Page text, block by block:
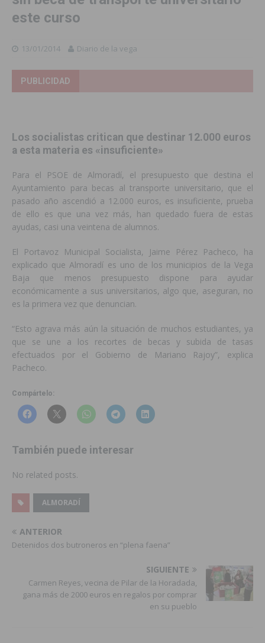
este curso
13/01/2014 Diario de la vega
PUBLICIDAD
Los socialistas critican que destinar 12.000 euros
a esta materia es «insuficiente»
Para el PSOE de Almoradí, el presupuesto que destina el
Ayuntamiento para becas al transporte universitario, que el
pasado año ascendió a 12.000 euros, es insuficiente, prueba
de ello es que una vez más, han quedado fuera de estas
ayudas, casi una veintena de alumnos.
El Portavoz Municipal Socialista, Jaime Pérez Pacheco, ha
explicado que Almoradí es uno de los municipios de la Vega
Baja que menos presupuesto dispone para ayudar
económicamente a sus universitarios, algo que, aseguran, no
es la primera vez que denuncian.
“Esto agrava más aún la situación de muchos estudiantes, ya
que se une a los recortes de becas y subida de tasas
efectuados por el Gobierno de Mariano Rajoy”, explica
Pacheco.
Compártelo:
También puede interesar
No related posts.
ALMORADÍ
ANTERIOR
Detenidos dos butroneros en “plena faena”
SIGUIENTE
Carmen Reyes, vecina de Pilar de la Horadada,
gana más de 2000 euros en regalos por comprar
en su pueblo